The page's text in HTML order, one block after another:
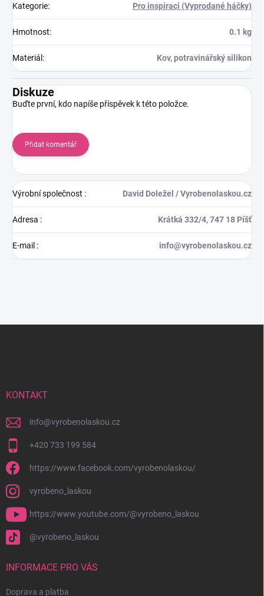
Kategorie: Pro inspiraci (Vyprodané háčky)
Hmotnost: 0.1 kg
Materiál : Kov, potravinářský silikon
Diskuze
Buďte první, kdo napíše příspěvek k této položce.
Přidat komentář
Výrobní společnost : David Doležel / Vyrobenolaskou.cz
Adresa : Krátká 332/4, 747 18 Píšť
E-mail : info@vyrobenolaskou.cz
KONTAKT
info@vyrobenolaskou.cz
+420 733 199 584
https://www.facebook.com/vyrobenolaskou/
vyrobeno_laskou
https://www.youtube.com/@vyrobeno_laskou
@vyrobeno_laskou
INFORMACE PRO VÁS
Doprava a platba